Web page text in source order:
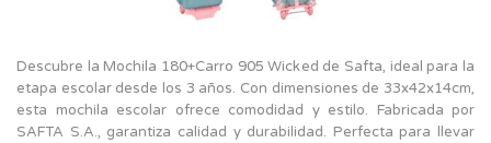
Descubre la Mochila 180+Carro 905 Wicked de Safta, ideal para la
etapa escolar desde los 3 años. Con dimensiones de 33x42x14cm,
esta mochila escolar ofrece comodidad y estilo. Fabricada por
SAFTA S.A., garantiza calidad y durabilidad. Perfecta para llevar